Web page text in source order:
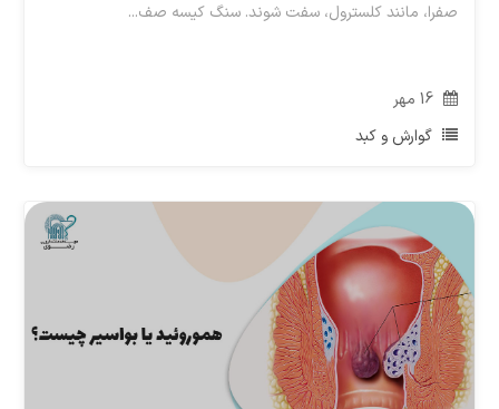
صفرا، مانند کلسترول، سفت شوند. سنگ کیسه صف...
مهر
گوارش و کبد